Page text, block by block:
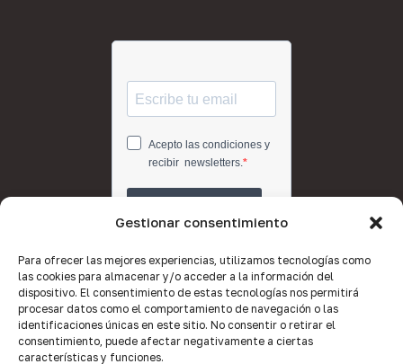
Gestionar consentimiento
Para ofrecer las mejores experiencias, utilizamos tecnologías como
las cookies para almacenar y/o acceder a la información del
dispositivo. El consentimiento de estas tecnologías nos permitirá
procesar datos como el comportamiento de navegación o las
identificaciones únicas en este sitio. No consentir o retirar el
consentimiento, puede afectar negativamente a ciertas
características y funciones.